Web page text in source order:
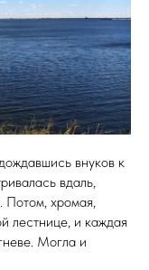
внуков к
вдаль,
Потом, хромая,
лестнице, и каждая
Могла и